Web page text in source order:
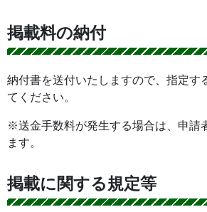
掲載料の納付
納付書を送付いたしますので、指定す
てください。
※送金手数料が発生する場合は、申請
ます。
掲載に関する規定等